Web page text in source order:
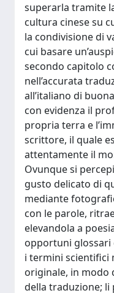
superarla tramite
cultura cinese su
la condivisione di
cui basare
secondo capitolo
nell’accurata
all’italiano di
con evidenza il
propria terra e
scrittore, il quale
attentamente il
Ovunque si
gusto delicato di
mediante
con le parole,
elevandola a
opportuni glossari
i termini scientifici
originale, in modo
della traduzione; li